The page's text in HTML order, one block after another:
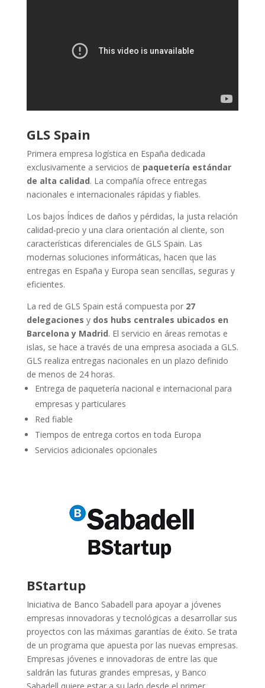
GLS Spain
Primera empresa logística en España dedicada
exclusivamente a servicios de paquetería estándar
de alta calidad. La compañía ofrece entregas
nacionales e internacionales rápidas y fiables.
Los bajos Índices de daños y pérdidas, la justa relación
calidad-precio y una clara orientación al cliente, son
características diferenciales de GLS Spain. Las
modernas soluciones informáticas, hacen que las
entregas en España y Europa sean sencillas, seguras y
eficientes.
La red de GLS Spain está compuesta por 27
delegaciones y dos hubs centrales ubicados en
Barcelona y Madrid. El servicio en áreas remotas e
islas, se hace a través de una empresa asociada a GLS.
GLS realiza entregas nacionales en un plazo definido
de menos de 24 horas.
Entrega de paquetería nacional e internacional para
empresas y particulares
Red fiable
Tiempos de entrega cortos en toda Europa
Servicios adicionales opcionales
BStartup
Iniciativa de Banco Sabadell para apoyar a jóvenes
empresas innovadoras y tecnológicas a desarrollar sus
proyectos con las máximas garantías de éxito. Se trata
de un programa que apuesta por las nuevas empresas.
Empresas jóvenes e innovadoras de entre las que
saldrán las futuras grandes empresas, y Banco